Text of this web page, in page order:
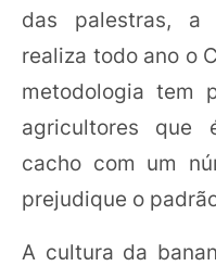
das palestras, a
realiza todo ano o
metodologia tem
agricultores que
cacho com um
prejudique o
A cultura da